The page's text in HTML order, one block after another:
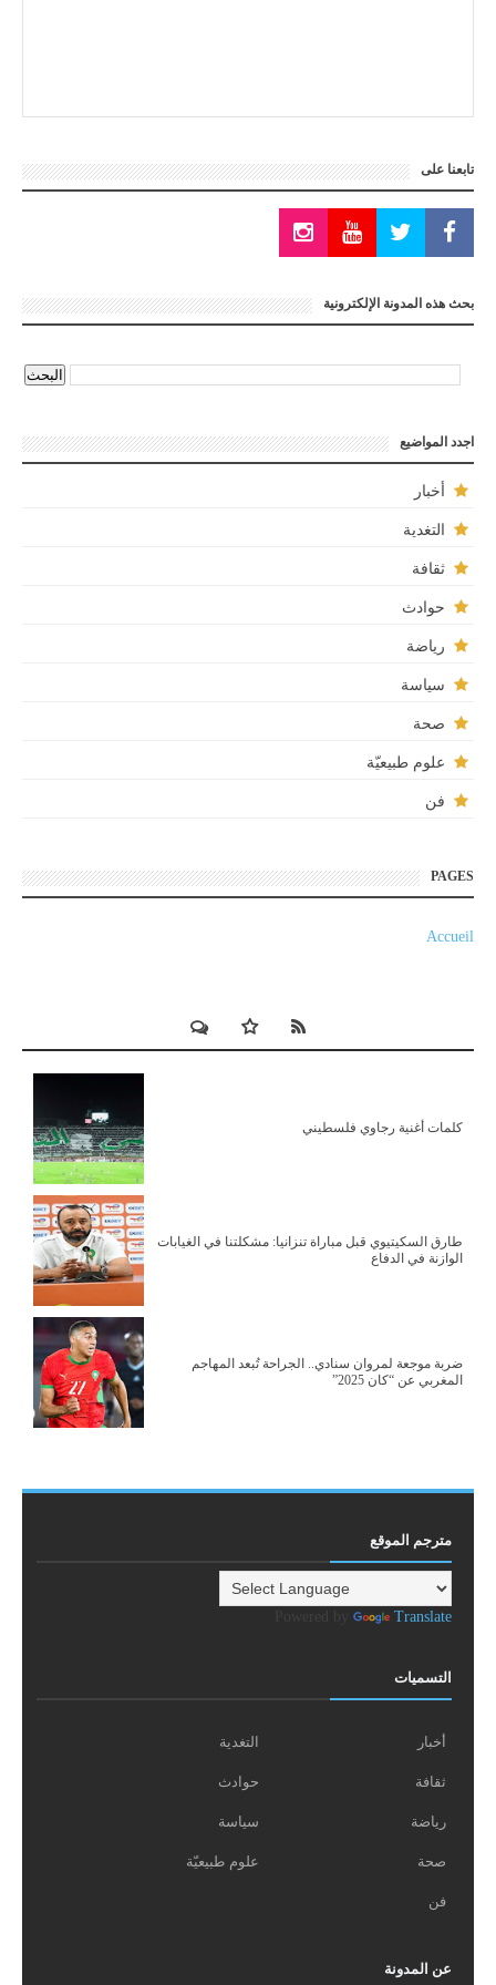
تابعنا على
بحث هذه المدونة الإلكترونية
اجدد المواضيع
أخبار
التغدية
ثقافة
حوادث
رياضة
سياسة
صحة
علوم طبيعيّة
فن
PAGES
Accueil
كلمات أغنية رجاوي فلسطيني
طارق السكيتيوي قبل مباراة تنزانيا: مشكلتنا في الغيابات
الوازنة في الدفاع
ضربة موجعة لمروان سنادي.. الجراحة تُبعد المهاجم
المغربي عن “كان 2025”
مترجم الموقع
Translate
التسميات
أخبار التغدية
ثقافة حوادث
رياضة سياسة
صحة علوم طبيعيّة
فن
عن المدونة